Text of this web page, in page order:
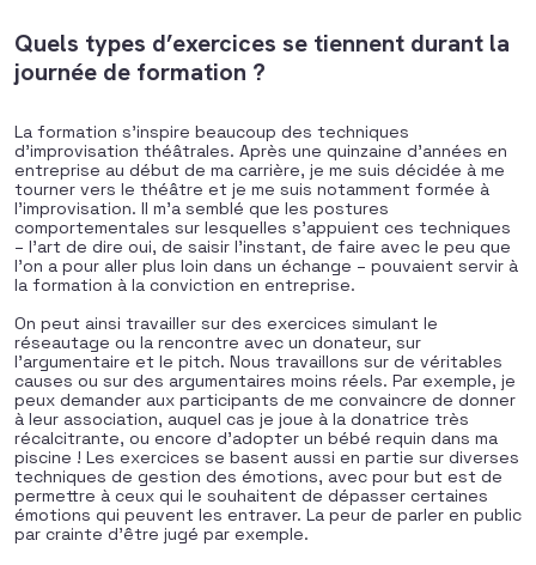
Quels types d’exercices se tiennent durant la
journée de formation ?
La formation s’inspire beaucoup des techniques
d’improvisation théâtrales. Après une quinzaine d’années en
entreprise au début de ma carrière, je me suis décidée à me
tourner vers le théâtre et je me suis notamment formée à
l’improvisation. Il m’a semblé que les postures
comportementales sur lesquelles s’appuient ces techniques
– l’art de dire oui, de saisir l’instant, de faire avec le peu que
l’on a pour aller plus loin dans un échange – pouvaient servir à
la formation à la conviction en entreprise.
On peut ainsi travailler sur des exercices simulant le
réseautage ou la rencontre avec un donateur, sur
l’argumentaire et le pitch. Nous travaillons sur de véritables
causes ou sur des argumentaires moins réels. Par exemple, je
peux demander aux participants de me convaincre de donner
à leur association, auquel cas je joue à la donatrice très
récalcitrante, ou encore d’adopter un bébé requin dans ma
piscine ! Les exercices se basent aussi en partie sur diverses
techniques de gestion des émotions, avec pour but est de
permettre à ceux qui le souhaitent de dépasser certaines
émotions qui peuvent les entraver. La peur de parler en public
par crainte d’être jugé par exemple.